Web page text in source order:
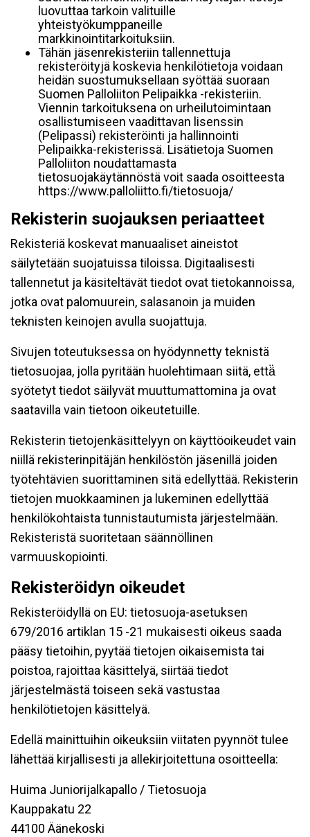
luovuttaa tarkoin valituille
yhteistyökumppaneille
markkinointitarkoituksiin.
Tähän jäsenrekisteriin tallennettuja
rekisteröityjä koskevia henkilötietoja voidaan
heidän suostumuksellaan syöttää suoraan
Suomen Palloliiton Pelipaikka -rekisteriin.
Viennin tarkoituksena on urheilutoimintaan
osallistumiseen vaadittavan lisenssin
(Pelipassi) rekisteröinti ja hallinnointi
Pelipaikka-rekisterissä. Lisätietoja Suomen
Palloliiton noudattamasta
tietosuojakäytännöstä voit saada osoitteesta
https://www.palloliitto.fi/tietosuoja/
Rekisterin suojauksen periaatteet
Rekisteriä koskevat manuaaliset aineistot
säilytetään suojatuissa tiloissa. Digitaalisesti
tallennetut ja käsiteltävät tiedot ovat tietokannoissa,
jotka ovat palomuurein, salasanoin ja muiden
teknisten keinojen avulla suojattuja.
Sivujen toteutuksessa on hyödynnetty teknistä
tietosuojaa, jolla pyritään huolehtimaan siitä, että̈
syötetyt tiedot säilyvät muuttumattomina ja ovat
saatavilla vain tietoon oikeutetuille.
Rekisterin tietojenkäsittelyyn on käyttöoikeudet vain
niillä rekisterinpitäjän henkilöstön jäsenillä joiden
työtehtävien suorittaminen sitä edellyttää. Rekisterin
tietojen muokkaaminen ja lukeminen edellyttää
henkilökohtaista tunnistautumista järjestelmään.
Rekisteristä suoritetaan säännöllinen
varmuuskopiointi.
Rekisteröidyn oikeudet
Rekisteröidyllä on EU: tietosuoja-asetuksen
679/2016 artiklan 15 -21 mukaisesti oikeus saada
pääsy tietoihin, pyytää tietojen oikaisemista tai
poistoa, rajoittaa käsittelyä, siirtää tiedot
järjestelmästä toiseen sekä vastustaa
henkilötietojen käsittelyä.
Edellä mainittuihin oikeuksiin viitaten pyynnöt tulee
lähettää kirjallisesti ja allekirjoitettuna osoitteella:
Huima Juniorijalkapallo / Tietosuoja
Kauppakatu 22
44100 Äänekoski